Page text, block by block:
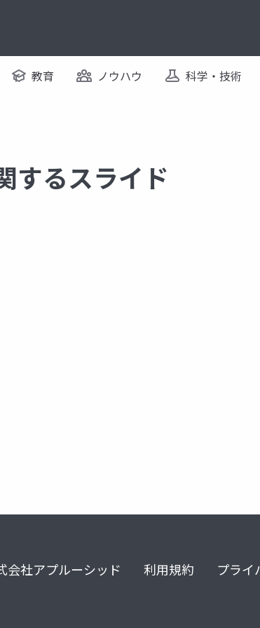
教育 ノウハウ 科学・技術
するスライド
会社アプルーシッド 利用規約 プライ